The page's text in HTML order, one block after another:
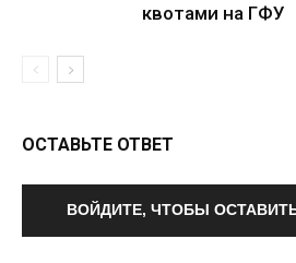
квотами на ГФУ
ОСТАВЬТЕ ОТВЕТ
ВОЙДИТЕ, ЧТОБЫ